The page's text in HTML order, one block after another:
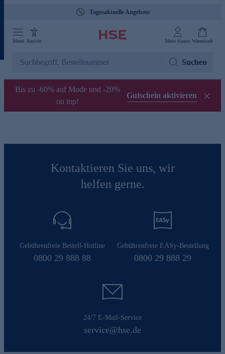
Tagesaktuelle Angebote
Menü Ansicht Mein Konto Warenkorb
Suchen
Bis zu -60% auf Mode und -20%
on top!
Gutschein aktivieren
Kontaktieren Sie uns, wir
helfen gerne.
Gebührenfreie Bestell-Hotline
0800 29 888 88
Gebührenfreie EASy-Bestellung
0800 29 888 29
24/7 E-Mail-Service
service@hse.de